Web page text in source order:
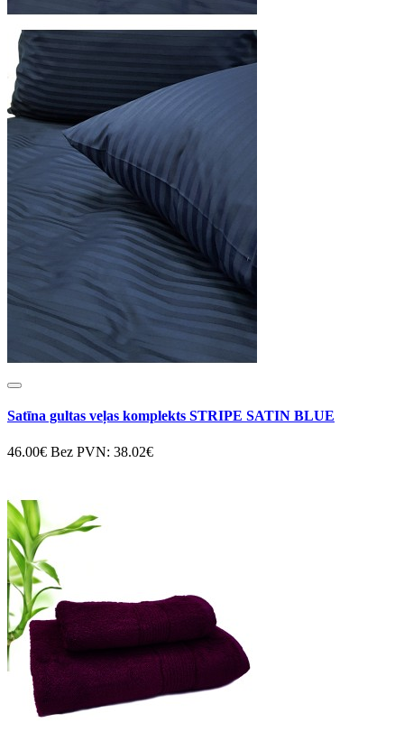
Satīna gultas veļas komplekts STRIPE SATIN BLUE
46.00€ Bez PVN: 38.02€